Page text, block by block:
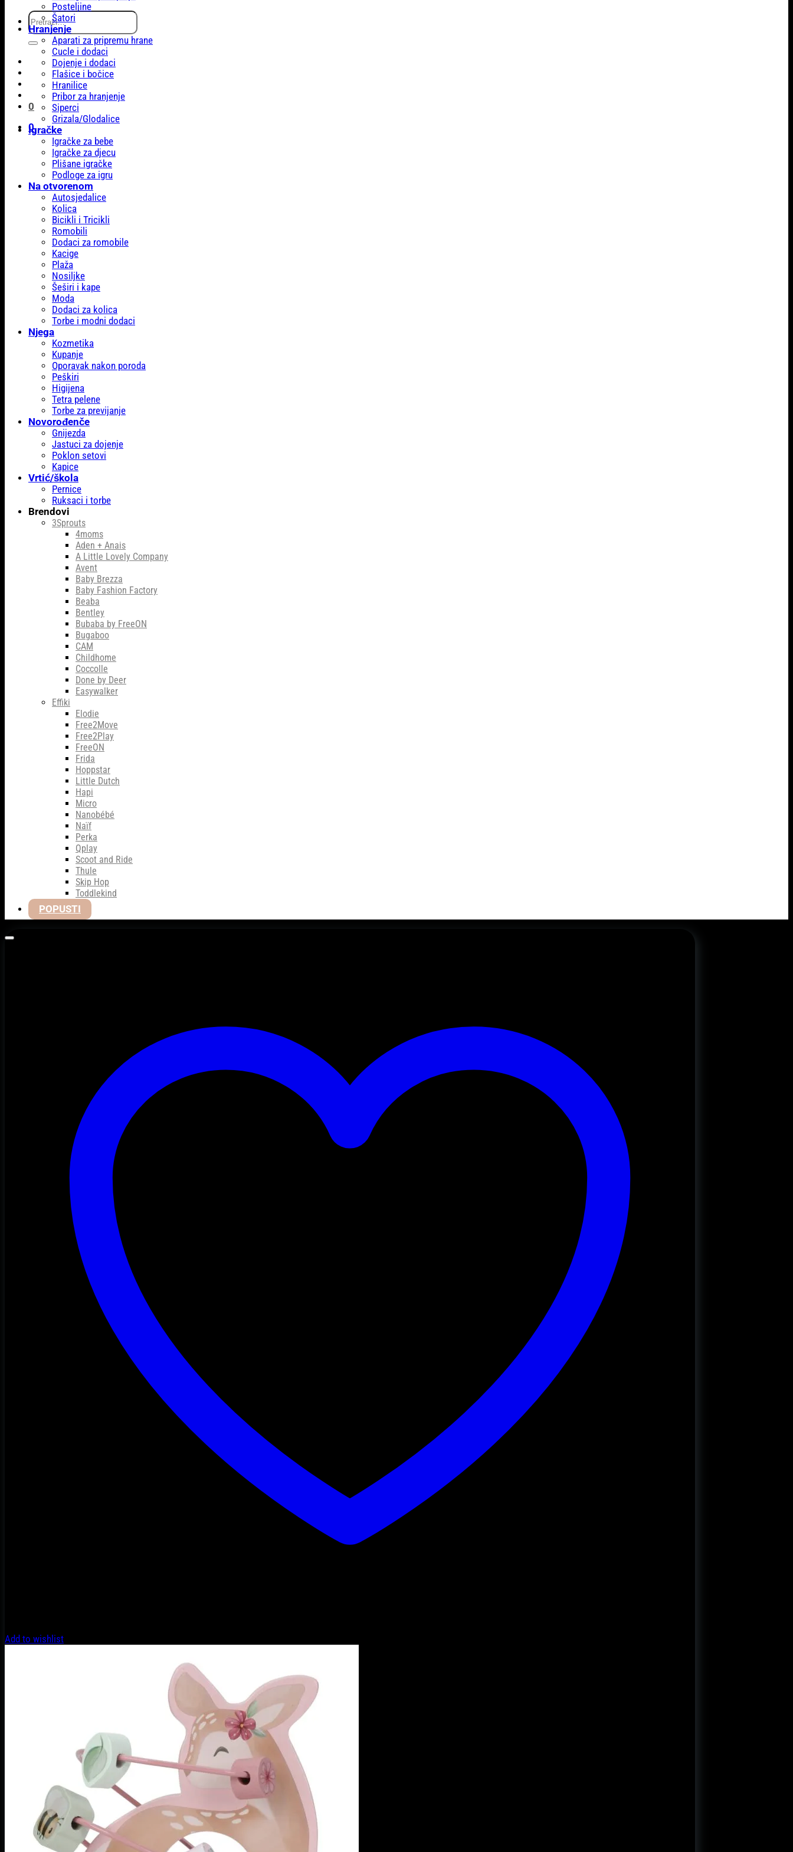
Pretraži:
0
0
Posteljine
Šatori
Hranjenje
Aparati za pripremu hrane
Cucle i dodaci
Dojenje i dodaci
Flašice i bočice
Hranilice
Pribor za hranjenje
Siperci
Grizala/Glodalice
Igračke
Igračke za bebe
Igračke za djecu
Plišane igračke
Podloge za igru
Na otvorenom
Autosjedalice
Kolica
Bicikli i Tricikli
Romobili
Dodaci za romobile
Kacige
Plaža
Nosiljke
Šeširi i kape
Moda
Dodaci za kolica
Torbe i modni dodaci
Njega
Kozmetika
Kupanje
Oporavak nakon poroda
Peškiri
Higijena
Tetra pelene
Torbe za previjanje
Novorođenče
Gnijezda
Jastuci za dojenje
Poklon setovi
Kapice
Vrtić/škola
Pernice
Ruksaci i torbe
Brendovi
3Sprouts
4moms
Aden + Anais
A Little Lovely Company
Avent
Baby Brezza
Baby Fashion Factory
Beaba
Bentley
Bubaba by FreeON
Bugaboo
CAM
Childhome
Coccolle
Done by Deer
Easywalker
Effiki
Elodie
Free2Move
Free2Play
FreeON
Frida
Hoppstar
Little Dutch
Hapi
Micro
Nanobébé
Naïf
Perka
Qplay
Scoot and Ride
Thule
Skip Hop
Toddlekind
POPUSTI
Add to wishlist